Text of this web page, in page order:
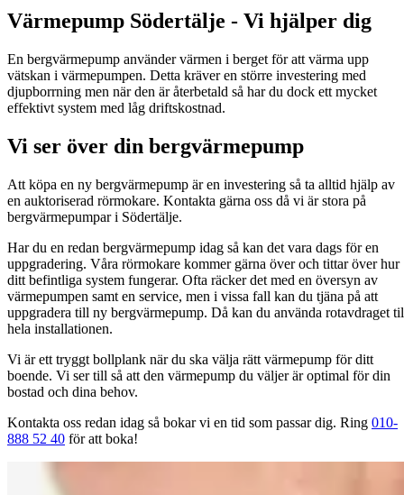
Värmepump Södertälje - Vi hjälper dig
En bergvärmepump använder värmen i berget för att värma upp
vätskan i värmepumpen. Detta kräver en större investering med
djupborrning men när den är återbetald så har du dock ett mycket
effektivt system med låg driftskostnad.
Vi ser över din bergvärmepump
Att köpa en ny bergvärmepump är en investering så ta alltid hjälp av
en auktoriserad rörmokare. Kontakta gärna oss då vi är stora på
bergvärmepumpar i Södertälje.
Har du en redan bergvärmepump idag så kan det vara dags för en
uppgradering. Våra rörmokare kommer gärna över och tittar över hur
ditt befintliga system fungerar. Ofta räcker det med en översyn av
värmepumpen samt en service, men i vissa fall kan du tjäna på att
uppgradera till ny bergvärmepump. Då kan du använda rotavdraget
hela installationen.
Vi är ett tryggt bollplank när du ska välja rätt värmepump för ditt
boende. Vi ser till så att den värmepump du väljer är optimal för din
bostad och dina behov.
Kontakta oss redan idag så bokar vi en tid som passar dig. Ring 010-
888 52 40 för att boka!